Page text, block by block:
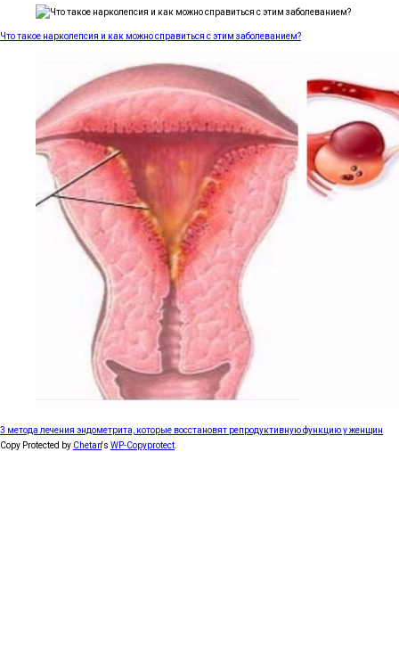
Что такое нарколепсия и как можно справиться с этим заболеванием?
3 метода лечения эндометрита, которые восстановят репродуктивную функцию у женщин
Copy Protected by Chetan's WP-Copyprotect